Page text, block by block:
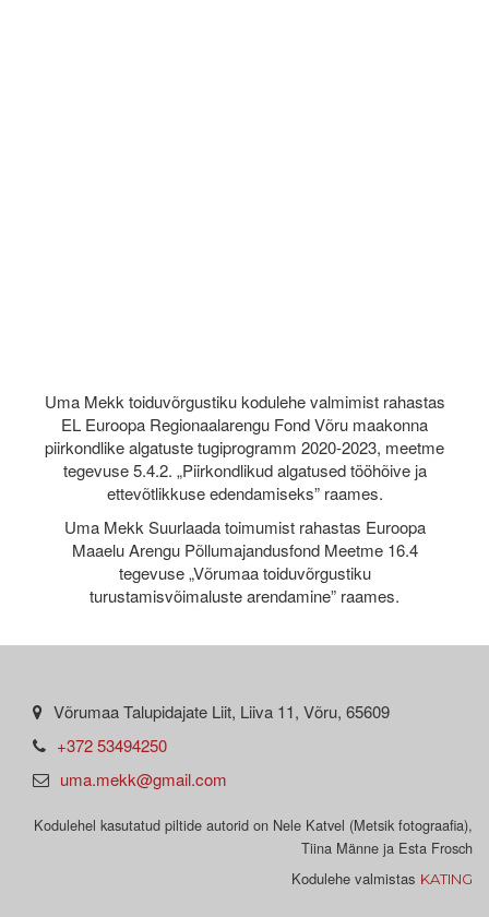
Uma Mekk toiduvõrgustiku kodulehe valmimist rahastas
EL Euroopa Regionaalarengu Fond Võru maakonna
piirkondlike algatuste tugiprogramm 2020-2023, meetme
tegevuse 5.4.2. „Piirkondlikud algatused tööhõive ja
ettevõtlikkuse edendamiseks” raames.
Uma Mekk Suurlaada toimumist rahastas Euroopa
Maaelu Arengu Põllumajandusfond Meetme 16.4
tegevuse „Võrumaa toiduvõrgustiku
turustamisvõimaluste arendamine” raames.
Võrumaa Talupidajate Liit, Liiva 11, Võru, 65609
+372 53494250
uma.mekk@gmail.com
Kodulehel kasutatud piltide autorid on Nele Katvel (Metsik fotograafia),
Tiina Männe ja Esta Frosch
Kodulehe valmistas KATING